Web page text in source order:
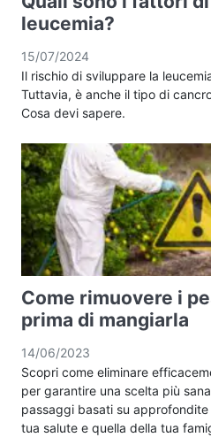
leucemia?
15/07/2024
Il rischio di sviluppare la
Tuttavia, è anche il tipo di
Cosa devi sapere.
Come rimuovere i
prima di mangiarla
14/06/2023
Scopri come eliminare
per garantire una scelta più
passaggi basati su
tua salute e quella della tua